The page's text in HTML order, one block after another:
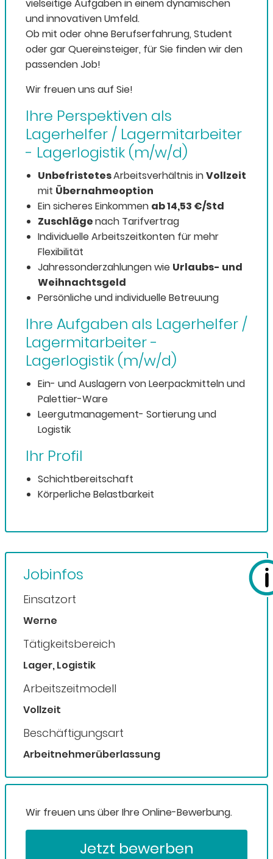
vielseitige Aufgaben in einem dynamischen
und innovativen Umfeld.
Ob mit oder ohne Berufserfahrung, Student
oder gar Quereinsteiger, für Sie finden wir den
passenden Job!
Wir freuen uns auf Sie!
Ihre Perspektiven als
Lagerhelfer / Lagermitarbeiter
- Lagerlogistik (m/w/d)
UnbefristetesArbeitsverhältnis inVollzeit
mit Übernahmeoption
Ein sicheres Einkommen ab 14,53 €/Std
Zuschlägenach Tarifvertrag
Individuelle Arbeitszeitkonten für mehr
Flexibilität
Jahressonderzahlungen wie Urlaubs- und
Weihnachtsgeld
Persönliche und individuelle Betreuung
Ihre Aufgaben als Lagerhelfer /
Lagermitarbeiter -
Lagerlogistik (m/w/d)
Ein- und Auslagern von Leerpackmitteln und
Palettier-Ware
Leergutmanagement- Sortierung und
Logistik
Ihr Profil
Schichtbereitschaft
Körperliche Belastbarkeit
Jobinfos
Einsatzort
Werne
Tätigkeitsbereich
Lager, Logistik
Arbeitszeitmodell
Vollzeit
Beschäftigungsart
Arbeitnehmerüberlassung
Wir freuen uns über Ihre Online-Bewerbung.
Jetzt bewerben